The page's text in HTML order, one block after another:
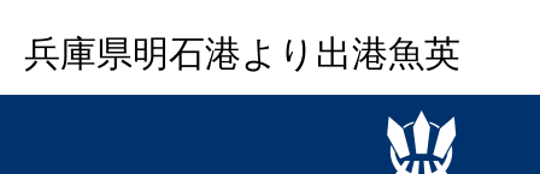
兵庫県明石港より出港魚英